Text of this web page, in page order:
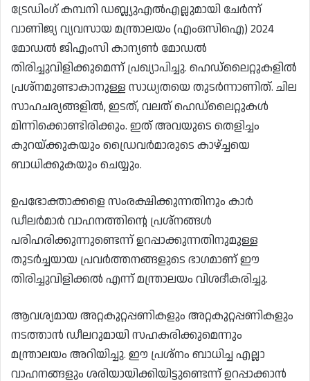
ട്രേഡിംഗ് കമ്പനി ഡബ്ല്യുഎൽഎല്ലുമായി ചേർന്ന്
വാണിജ്യ വ്യവസായ മന്ത്രാലയം (എംഒസിഐ) 2024
മോഡൽ ജിഎംസി കാന്യൺ മോഡൽ
തിരിച്ചുവിളിക്കുമെന്ന് പ്രഖ്യാപിച്ചു. ഹെഡ്‌ലൈറ്റുകളിൽ
പ്രശ്‌നമുണ്ടാകാനുള്ള സാധ്യതയെ തുടർന്നാണിത്. ചില
സാഹചര്യങ്ങളിൽ, ഇടത്, വലത് ഹെഡ്‌ലൈറ്റുകൾ
മിന്നിക്കൊണ്ടിരിക്കും. ഇത് അവയുടെ തെളിച്ചം
കുറയ്ക്കുകയും ഡ്രൈവർമാരുടെ കാഴ്ച്ചയെ
ബാധിക്കുകയും ചെയ്യും.
ഉപഭോക്താക്കളെ സംരക്ഷിക്കുന്നതിനും കാർ
ഡീലർമാർ വാഹനത്തിന്റെ പ്രശ്‌നങ്ങൾ
പരിഹരിക്കുന്നുണ്ടെന്ന് ഉറപ്പാക്കുന്നതിനുമുള്ള
തുടർച്ചയായ പ്രവർത്തനങ്ങളുടെ ഭാഗമാണ് ഈ
തിരിച്ചുവിളിക്കൽ എന്ന് മന്ത്രാലയം വിശദീകരിച്ചു.
ആവശ്യമായ അറ്റകുറ്റപ്പണികളും അറ്റകുറ്റപ്പണികളും
നടത്താൻ ഡീലറുമായി സഹകരിക്കുമെന്നും
മന്ത്രാലയം അറിയിച്ചു. ഈ പ്രശ്‌നം ബാധിച്ച എല്ലാ
വാഹനങ്ങളും ശരിയായിക്കിയിട്ടുണ്ടെന്ന് ഉറപ്പാക്കാൻ